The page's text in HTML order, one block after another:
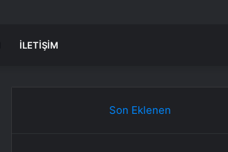
İLETIŞIM
Son Eklenen